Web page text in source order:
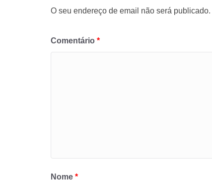
O seu endereço de email não será publicado.
Comentário *
Nome *